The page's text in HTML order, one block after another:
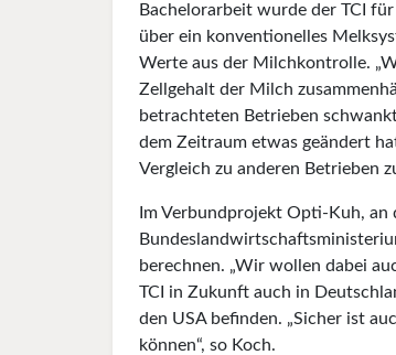
Bachelorarbeit wurde der TCI
über ein konventionelles
Werte aus der Milchkontrolle.
Zellgehalt der Milch
betrachteten Betrieben
dem Zeitraum etwas geändert
Vergleich zu anderen Betrieben
Im Verbundprojekt Opti-Kuh, an
berechnen. „Wir wollen dabei
TCI in Zukunft auch in
den USA befinden. „Sicher ist
können“, so Koch.